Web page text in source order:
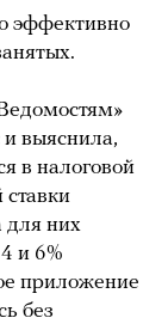
эффективно
выяснила,
в налоговой
для них
и 6%
приложение
без